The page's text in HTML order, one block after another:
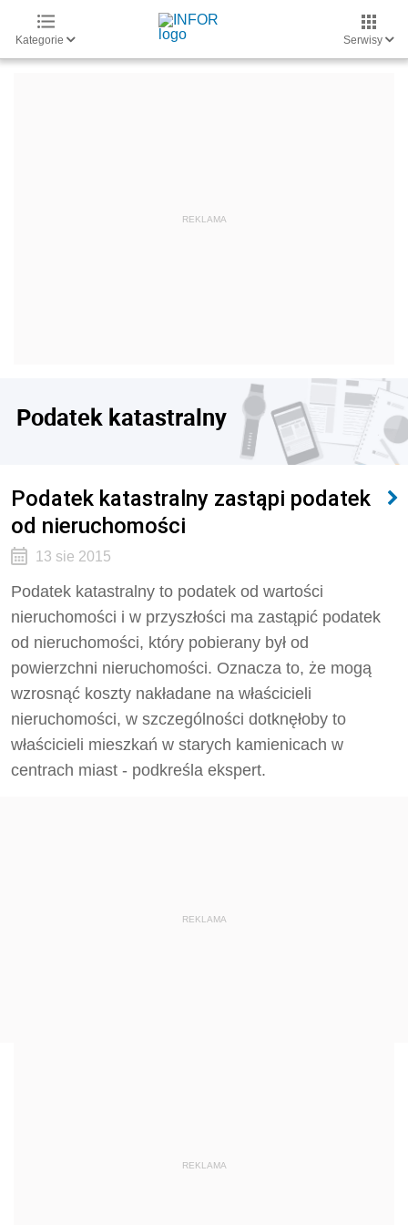
Kategorie Serwisy
Podatek katastralny
Podatek katastralny zastąpi podatek
od nieruchomości
13 sie 2015
Podatek katastralny to podatek od wartości
nieruchomości i w przyszłości ma zastąpić podatek
od nieruchomości, który pobierany był od
powierzchni nieruchomości. Oznacza to, że mogą
wzrosnąć koszty nakładane na właścicieli
nieruchomości, w szczególności dotknęłoby to
właścicieli mieszkań w starych kamienicach w
centrach miast - podkreśla ekspert.
REKLAMA
REKLAMA